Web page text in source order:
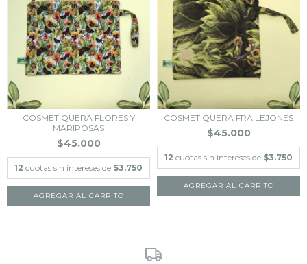
COSMETIQUERA FLORES Y
MARIPOSAS
$45.000
12 cuotas sin intereses de $3.750
COSMETIQUERA FRAILEJONES
$45.000
12 cuotas sin intereses de $3.750